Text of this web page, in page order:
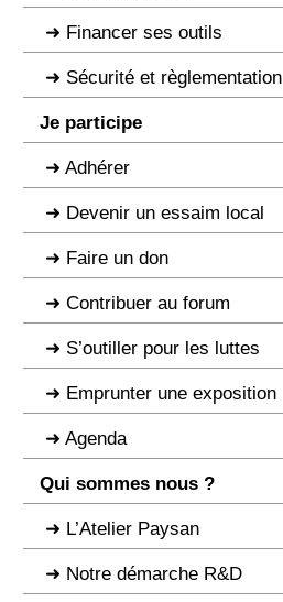
Financer ses outils
Sécurité et règlementation
Je participe
Adhérer
Devenir un essaim local
Faire un don
Contribuer au forum
S’outiller pour les luttes
Emprunter une exposition
Agenda
Qui sommes nous ?
L’Atelier Paysan
Notre démarche R&D